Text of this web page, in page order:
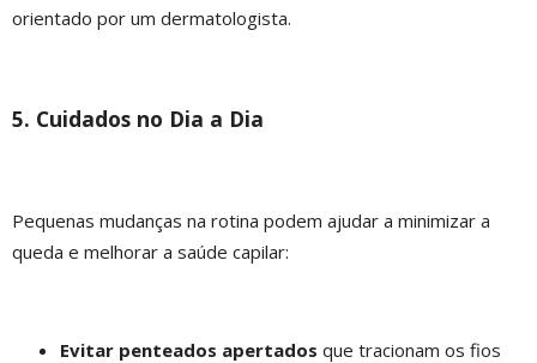
orientado por um dermatologista.
5. Cuidados no Dia a Dia
Pequenas mudanças na rotina podem ajudar a minimizar a
queda e melhorar a saúde capilar:
Evitar penteados apertados que tracionam os fios